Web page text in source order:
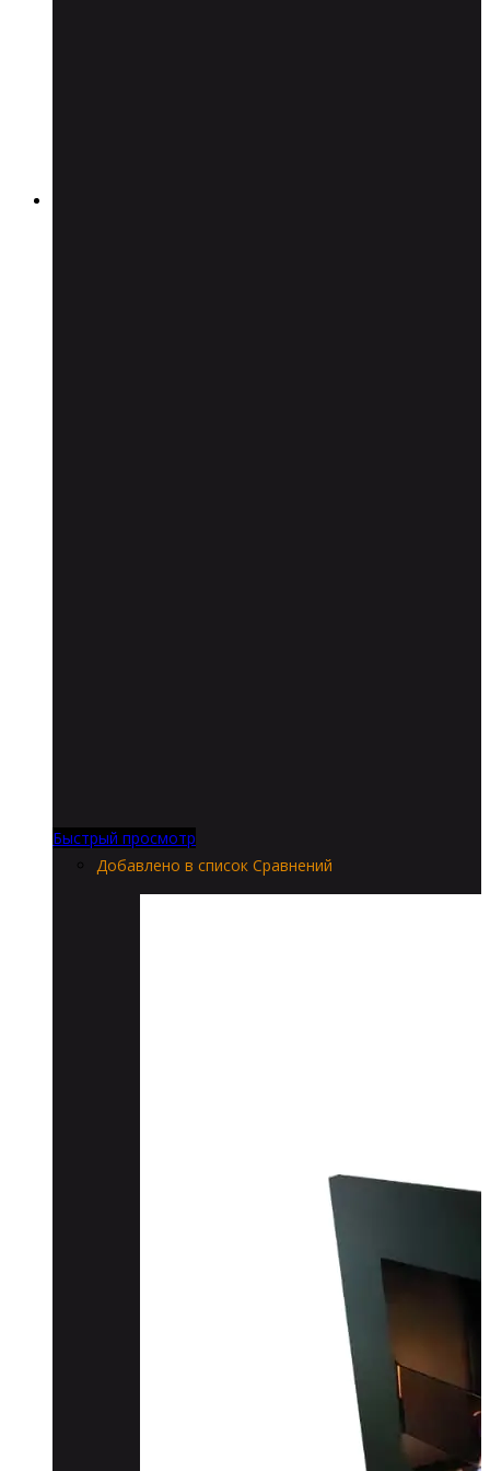
Быстрый просмотр
Добавлено в список Сравнений